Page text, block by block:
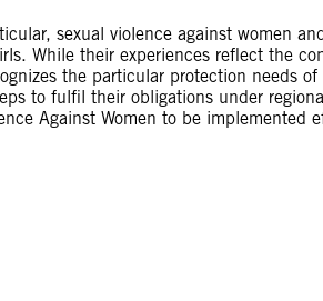
sexual violence against women
While their experiences reflect the
the particular protection needs
to fulfil their obligations under
Against Women to be implemented